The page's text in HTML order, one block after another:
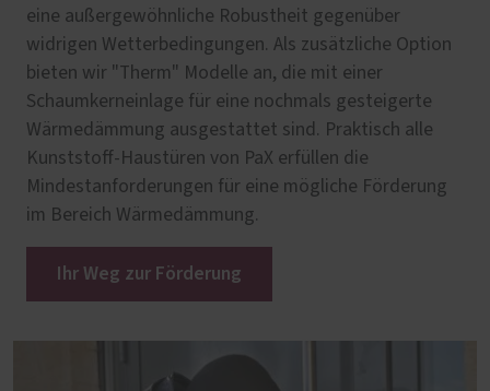
eine außergewöhnliche Robustheit gegenüber
widrigen Wetterbedingungen. Als zusätzliche Option
bieten wir "Therm" Modelle an, die mit einer
Schaumkerneinlage für eine nochmals gesteigerte
Wärmedämmung ausgestattet sind. Praktisch alle
Kunststoff-Haustüren von PaX erfüllen die
Mindestanforderungen für eine mögliche Förderung
im Bereich Wärmedämmung.
Ihr Weg zur Förderung